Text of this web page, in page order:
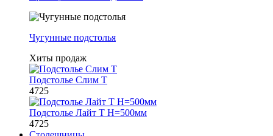
Чугунные подстолья
Хиты продаж
Подстолье Слим Т
4725
Подстолье Лайт Т H=500мм
4725